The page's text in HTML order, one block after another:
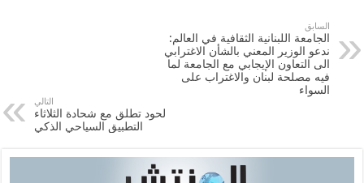
السابق
الجامعة اللبنانية الثقافية في العالم:
ندعو الوزير المعني بالشأن الاغترابي
الى التعاون الإيجابي مع الجامعة لما
فيه مصلحة لبنان والاغتراب على
السواء
التالي
لحود تطلق مع شحادة الثلاثاء
التطبيق السياحي الذكي